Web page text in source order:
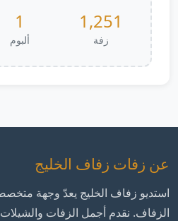
1,251
زفة
1
ألبوم
عن زفات زفاف الخليج
استديو زفاف الخليج يعدّ وجهة
الزفاف. نقدم أجمل الزفات